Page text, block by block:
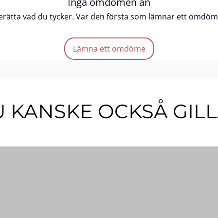
vad du tycker. Var den första som lämnar ett
Lämna ett omdöme
KANSKE OCKSÅ